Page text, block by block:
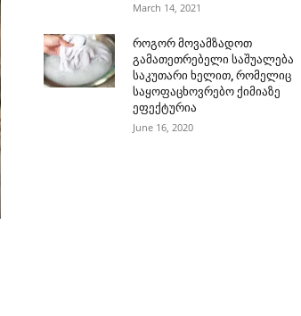
March 14, 2021
როგორ მოვამზადოთ
გამათეთრებელი საშუალება
საკუთარი ხელით, რომელიც
საყოფაცხოვრებო ქიმიაზე
ეფექტურია
June 16, 2020